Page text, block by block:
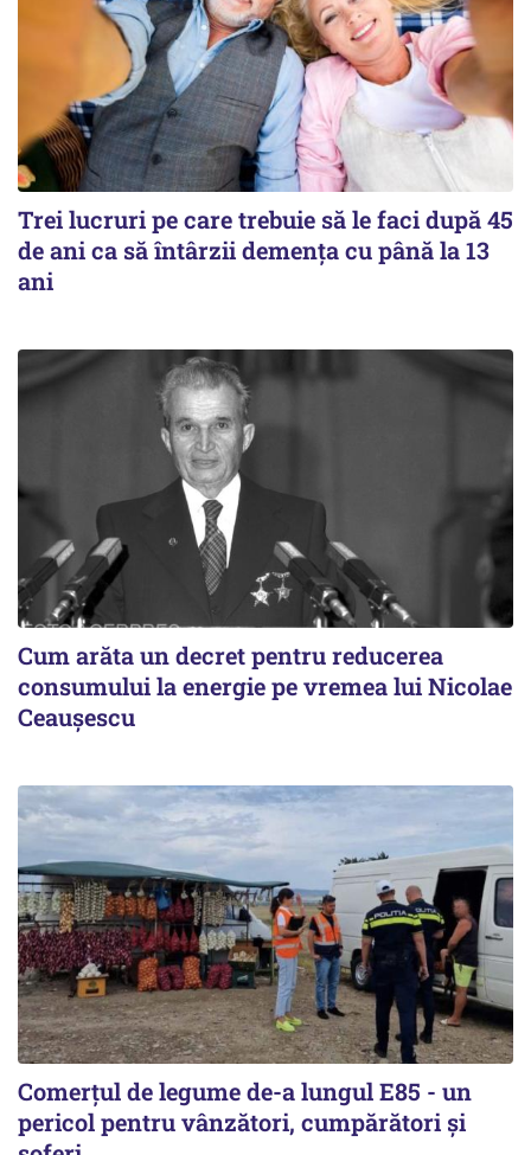
Trei lucruri pe care trebuie să le faci după 45
de ani ca să întârzii demența cu până la 13
ani
Cum arăta un decret pentru reducerea
consumului la energie pe vremea lui Nicolae
Ceaușescu
Comerțul de legume de-a lungul E85 - un
pericol pentru vânzători, cumpărători și